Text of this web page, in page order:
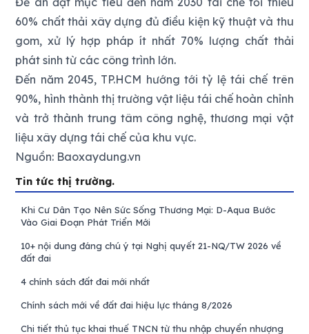
60% chất thải xây dựng đủ điều kiện kỹ thuật và thu
gom, xử lý hợp pháp ít nhất 70% lượng chất thải
phát sinh từ các công trình lớn.
Đến năm 2045, TP.HCM hướng tới tỷ lệ tái chế trên
90%, hình thành thị trường vật liệu tái chế hoàn chỉnh
và trở thành trung tâm công nghệ, thương mại vật
liệu xây dựng tái chế của khu vực.
Nguồn: Baoxaydung.vn
Tin tức thị trường.
Khi Cư Dân Tạo Nên Sức Sống Thương Mại: D-Aqua Bước
Vào Giai Đoạn Phát Triển Mới
10+ nội dung đáng chú ý tại Nghị quyết 21-NQ/TW 2026 về
đất đai
4 chính sách đất đai mới nhất
Chính sách mới về đất đai hiệu lực tháng 8/2026
Chi tiết thủ tục khai thuế TNCN từ thu nhập chuyển nhượng